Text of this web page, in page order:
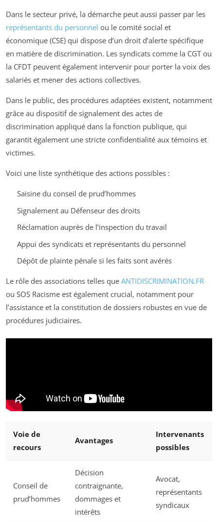
Dans le secteur privé, la démarche peut aussi passer par les
représentants du personnel ou le comité social et
économique (CSE) qui dispose d’un droit d’alerte spécifique
en matière de discrimination. Les syndicats comme la CGT ou
la CFDT peuvent également intervenir pour porter la voix des
salariés et mener des actions collectives.
Dans le public, des procédures adaptées existent, notamment
grâce au dispositif de signalement des actes de
discrimination appliqué dans la fonction publique, qui
garantit également une stricte confidentialité aux témoins et
victimes.
Voici une liste synthétique des actions possibles :
Saisine du conseil de prud’hommes
Signalement au Défenseur des droits
Réclamation auprès de l’inspection du travail
Appui des syndicats et représentants du personnel
Dépôt de plainte pénale si les faits sont avérés
Le rôle des associations telles que ANTIDISCRIMINATION.FR
ou SOS Racisme est également crucial, notamment pour
l’assistance et la constitution de dossiers robustes en vue de
procédures judiciaires.
Voie de
recours
Avantages
Intervenants
possibles
Conseil de
prud’hommes
Décision
contraignante,
dommages et
intérêts
Avocat,
représentants
syndicaux